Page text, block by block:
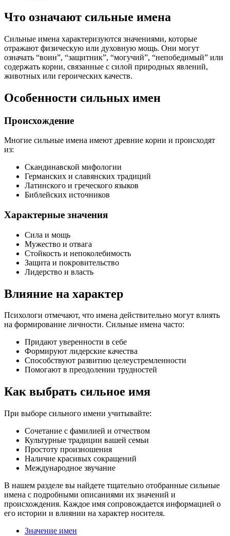
Что означают сильные имена
Сильные имена характеризуются значениями, которые
отражают физическую или духовную мощь. Они могут
означать “воин”, “защитник”, “могучий”, “непобедимый” или
содержать корни, связанные с силой природных явлений,
животных или героических качеств.
Особенности сильных имен
Происхождение
Многие сильные имена имеют древние корни и происходят
из:
Скандинавской мифологии
Германских и славянских традиций
Латинского и греческого языков
Библейских источников
Характерные значения
Сила и мощь
Мужество и отвага
Стойкость и непоколебимость
Защита и покровительство
Лидерство и власть
Влияние на характер
Психологи отмечают, что имена действительно могут влиять
на формирование личности. Сильные имена часто:
Придают уверенности в себе
Формируют лидерские качества
Способствуют развитию целеустремленности
Помогают в преодолении трудностей
Как выбрать сильное имя
При выборе сильного имени учитывайте:
Сочетание с фамилией и отчеством
Культурные традиции вашей семьи
Простоту произношения
Наличие красивых сокращений
Международное звучание
В нашем разделе вы найдете тщательно отобранные сильные
имена с подробными описаниями их значений и
происхождения. Каждое имя сопровождается информацией о
его истории и влиянии на характер носителя.
Значение имен